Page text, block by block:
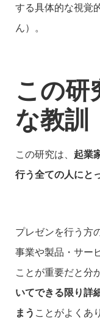
する具体的な視覚
ん）。
この研
な教訓
この研究は、 起業
行う全ての人にと
プレゼンを行う方
事業や製品・サー
ことが重要だと分
いてできる限り詳
まう ことがよくあ